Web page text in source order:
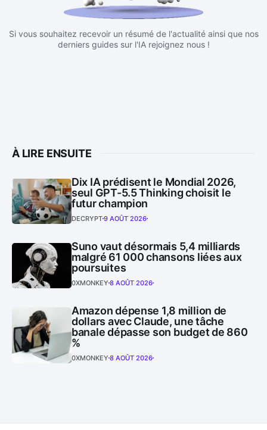
Si vous souhaitez recevoir un résumé de l'actualité ainsi que nos
derniers guides sur l'IA rejoignez nous !
À LIRE ENSUITE
Dix IA prédisent le Mondial 2026,
seul GPT-5.5 Thinking choisit le
futur champion
DECRYPT9 AOÛT 2026
Suno vaut désormais 5,4 milliards
malgré 61 000 chansons liées aux
poursuites
0XMONKEY 8 AOÛT 2026
Amazon dépense 1,8 million de
dollars avec Claude, une tâche
banale dépasse son budget de 860
%
0XMONKEY 8 AOÛT 2026